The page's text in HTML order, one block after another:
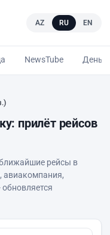
AZ RU EN
NewsTube
прилёт рейсов
рейсы в
авиакомпания,